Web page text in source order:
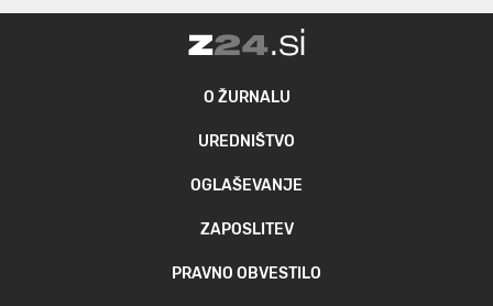
O ŽURNALU
UREDNIŠTVO
OGLAŠEVANJE
ZAPOSLITEV
PRAVNO OBVESTILO